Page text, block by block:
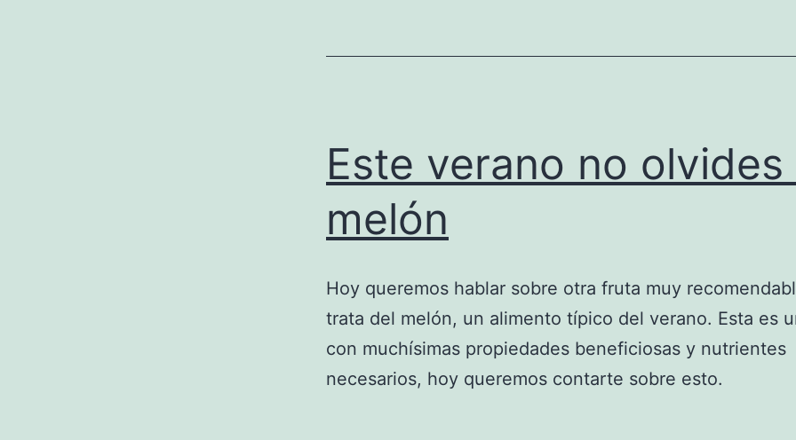
Este verano no olvides
melón
Hoy queremos hablar sobre otra fruta muy
trata del melón, un alimento típico del verano. Esta es
con muchísimas propiedades beneficiosas y nutrientes
necesarios, hoy queremos contarte sobre esto.